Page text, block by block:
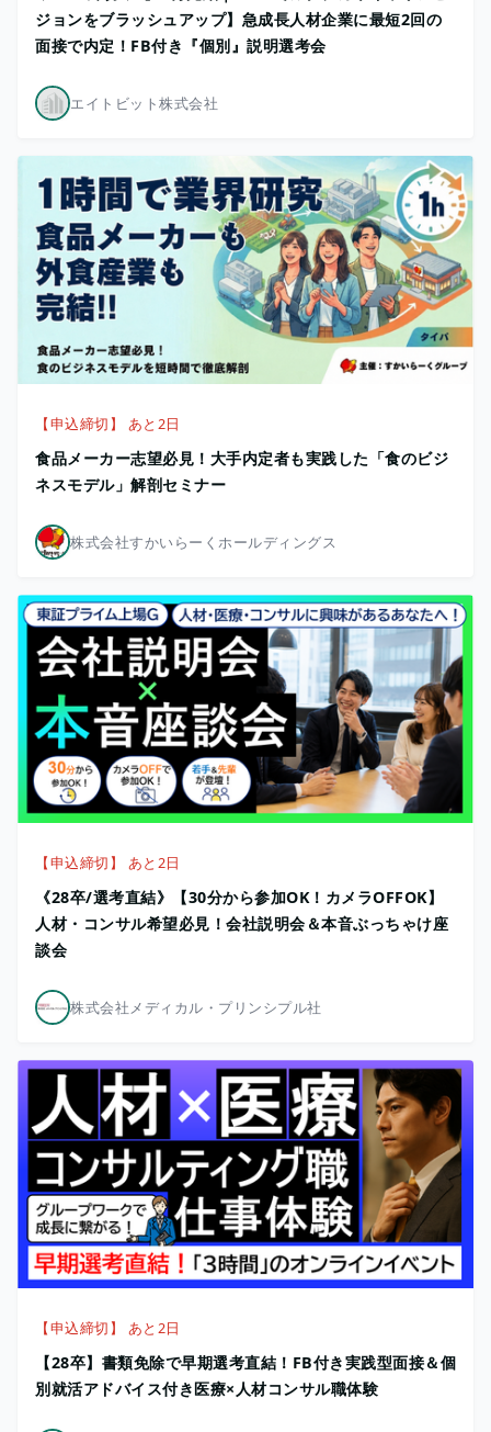
ジョンをブラッシュアップ】急成長人材企業に最短2回の
面接で内定！FB付き『個別』説明選考会
エイトビット株式会社
【申込締切】 あと2日
食品メーカー志望必見！大手内定者も実践した「食のビジ
ネスモデル」解剖セミナー
株式会社すかいらーくホールディングス
【申込締切】 あと2日
《28卒/選考直結》【30分から参加OK！カメラOFFOK】
人材・コンサル希望必見！会社説明会＆本音ぶっちゃけ座
談会
株式会社メディカル・プリンシプル社
【申込締切】 あと2日
【28卒】書類免除で早期選考直結！FB付き実践型面接＆個
別就活アドバイス付き医療×人材コンサル職体験